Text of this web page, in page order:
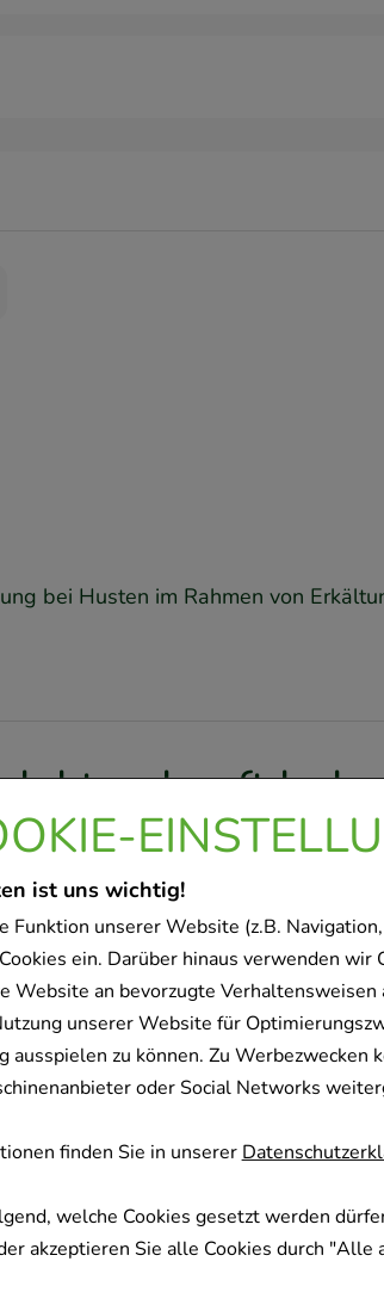
ist uns wichtig!
Funktion unserer Website (z.B.
ein. Darüber hinaus verwenden wir
Website an bevorzugte Verhaltensweisen
unserer Website für
zu können. Zu Werbezwecken
oder Social Networks
finden Sie in unserer
welche Cookies gesetzt werden
akzeptieren Sie alle Cookies durch "Alle
bei Husten im Rahmen von
gekauft
Artikel
& Cie GmbH
Dosierspray